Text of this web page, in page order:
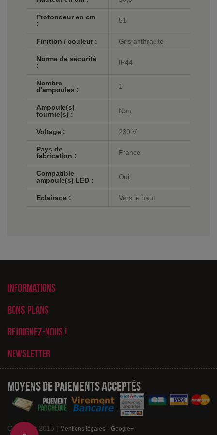
Profondeur en cm
:
51
Finition / couleur : Gris anthracite
Norme de sécurité
:
IP44
Nombre
d'ampoules :
1
Ampoule(s)
fournie(s) :
Non
Voltage : 230 V
Pays de
fabrication :
France
Compatible
ampoule(s) LED :
Oui
Eclairage : Vers le haut
Informations
Bons plans
Rejoignez-nous !
Newsletter
Moyens de paiements acceptés
Copyright 2015 | Mentions légales | Google+